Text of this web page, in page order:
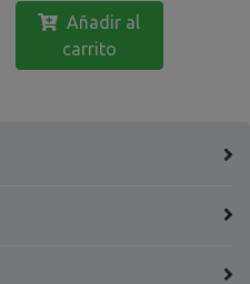
Añadir al
carrito